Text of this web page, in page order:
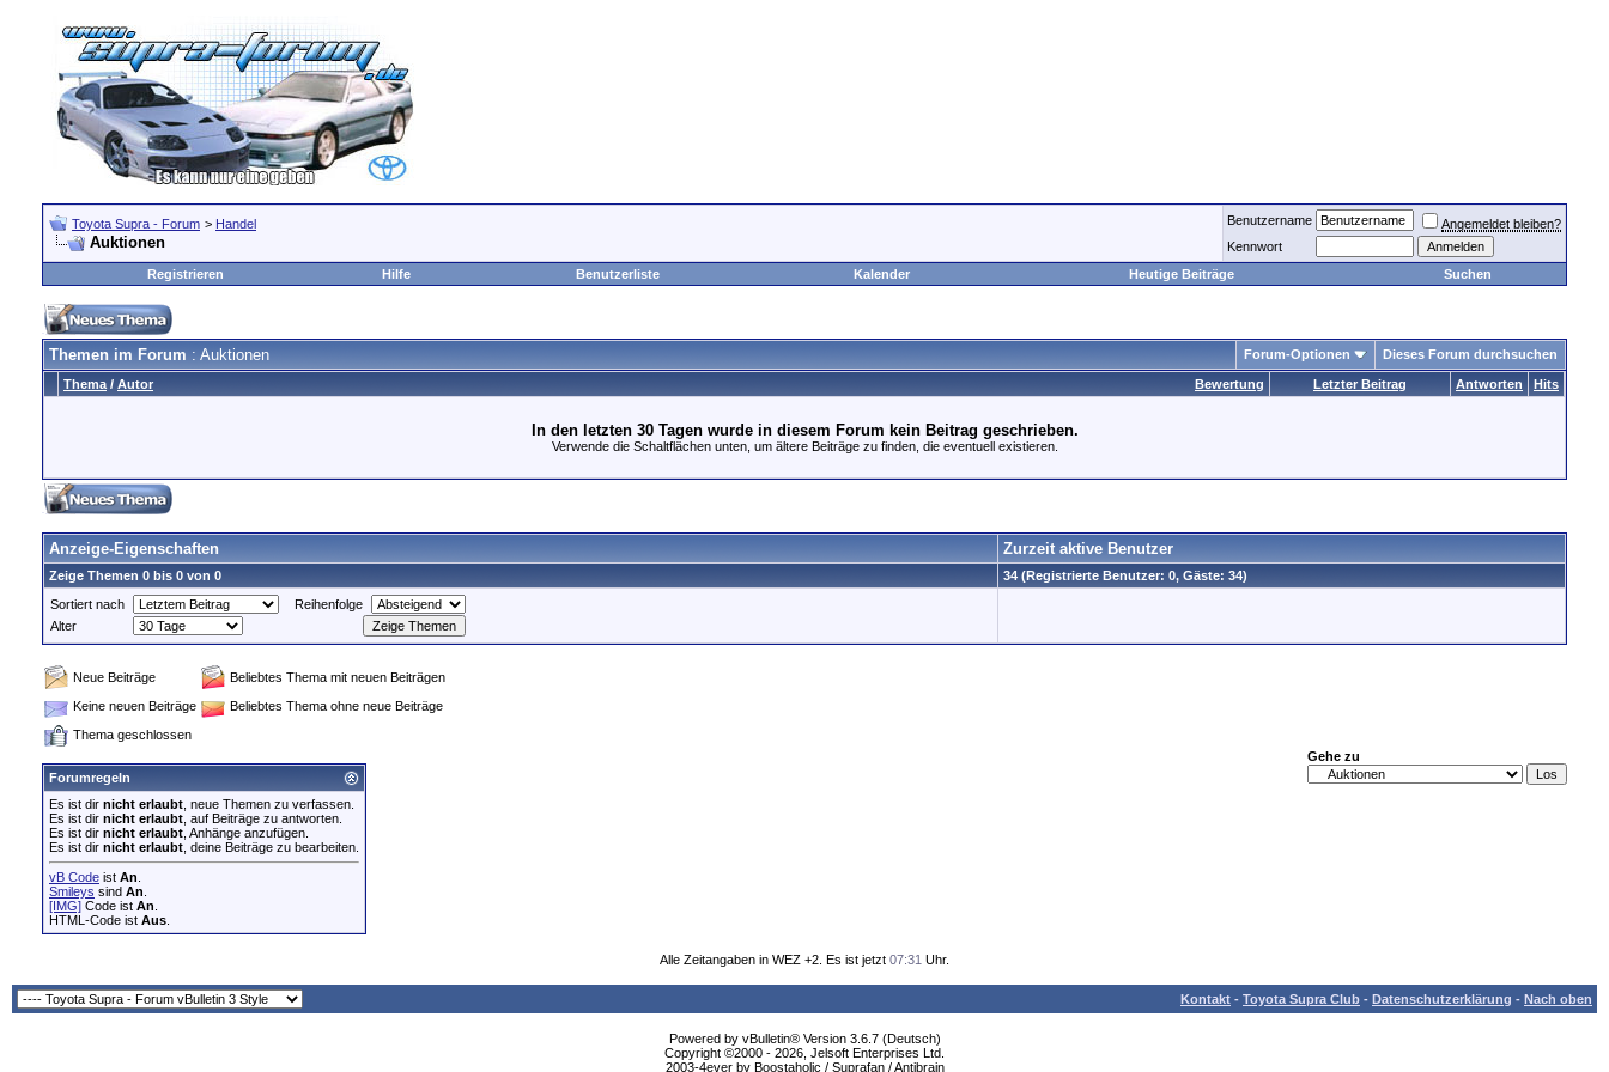
Toyota Supra - Forum > Handel
Auktionen
Benutzername
Angemeldet bleiben?
Kennwort
Registrieren
Hilfe Benutzerliste Kalender Heutige Beiträge Suchen
Themen im Forum : Auktionen Forum-Optionen Dieses Forum durchsuchen
Bewertung
Thema / Autor Letzter Beitrag Antworten Hits
In den letzten 30 Tagen wurde in diesem Forum kein Beitrag geschrieben.
Verwende die Schaltflächen unten, um ältere Beiträge zu finden, die eventuell existieren.
Anzeige-Eigenschaften Zurzeit aktive Benutzer
Zeige Themen 0 bis 0 von 0
34 (Registrierte Benutzer: 0, Gäste: 34)
Sortiert nach
Reihenfolge
Alter
Neue Beiträge
Beliebtes Thema mit neuen Beiträgen
Keine neuen Beiträge
Beliebtes Thema ohne neue Beiträge
Thema geschlossen
Forumregeln
Es ist dir nicht erlaubt , neue Themen zu verfassen.
Es ist dir nicht erlaubt , auf Beiträge zu antworten.
Es ist dir nicht erlaubt , Anhänge anzufügen.
Es ist dir nicht erlaubt , deine Beiträge zu bearbeiten.
vB Code ist An
Smileys sind An
[IMG] Code ist An
HTML-Code ist Aus
Gehe zu
Alle Zeitangaben in WEZ +2. Es ist jetzt 07:31 Uhr.
Kontakt - Toyota Supra Club - Datenschutzerklärung - Nach oben
Powered by vBulletin® Version 3.6.7 (Deutsch)
Copyright ©2000 - 2026, Jelsoft Enterprises Ltd.
2003-4ever by Boostaholic / Suprafan / Antibrain